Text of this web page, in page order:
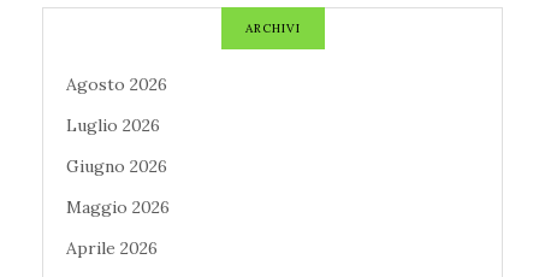
ARCHIVI
Agosto 2026
Luglio 2026
Giugno 2026
Maggio 2026
Aprile 2026